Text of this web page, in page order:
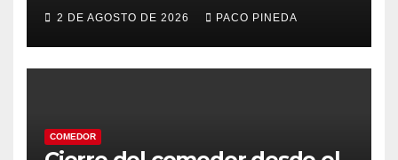
2 DE AGOSTO DE 2026 PACO PINEDA
COMEDOR